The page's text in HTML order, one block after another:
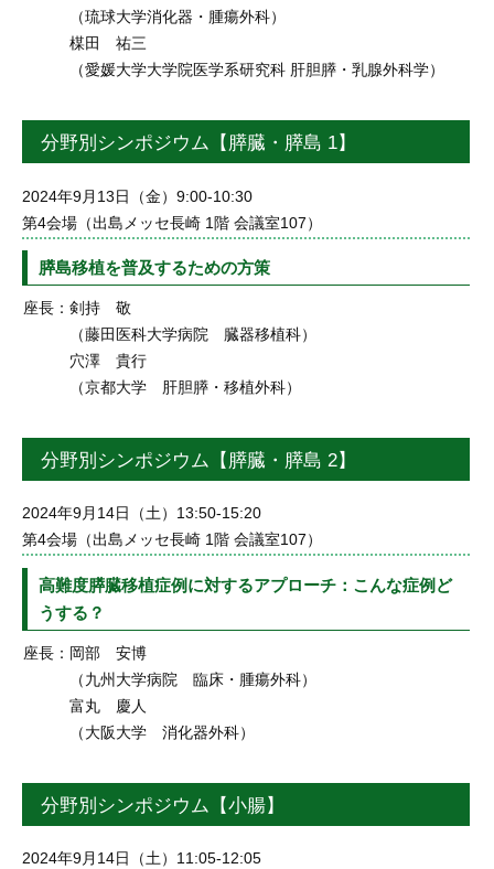
（琉球大学消化器・腫瘍外科）
楳田 祐三
（愛媛大学大学院医学系研究科 肝胆膵・乳腺外科学）
分野別シンポジウム【膵臓・膵島 1】
2024年9月13日（金）9:00-10:30
第4会場（出島メッセ長崎 1階 会議室107）
膵島移植を普及するための方策
座長： 剣持 敬
（藤田医科大学病院 臓器移植科）
穴澤 貴行
（京都大学 肝胆膵・移植外科）
分野別シンポジウム【膵臓・膵島 2】
2024年9月14日（土）13:50-15:20
第4会場（出島メッセ長崎 1階 会議室107）
高難度膵臓移植症例に対するアプローチ：こんな症例ど
うする？
座長： 岡部 安博
（九州大学病院 臨床・腫瘍外科）
富丸 慶人
（大阪大学 消化器外科）
分野別シンポジウム【小腸】
2024年9月14日（土）11:05-12:05